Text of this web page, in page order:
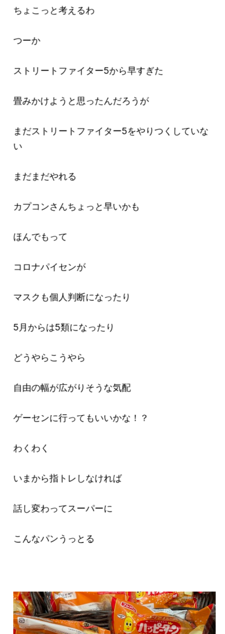
ちょこっと考えるわ
つーか
ストリートファイター5から早すぎた
畳みかけようと思ったんだろうが
まだストリートファイター5をやりつくしていな
い
まだまだやれる
カプコンさんちょっと早いかも
ほんでもって
コロナパイセンが
マスクも個人判断になったり
5月からは5類になったり
どうやらこうやら
自由の幅が広がりそうな気配
ゲーセンに行ってもいいかな！？
わくわく
いまから指トレしなければ
話し変わってスーパーに
こんなパンうっとる